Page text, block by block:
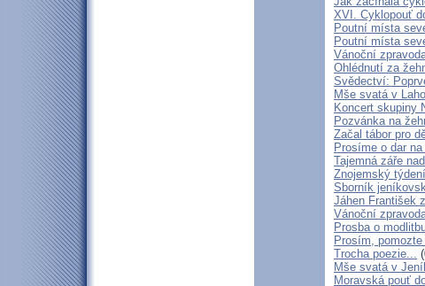
XVI. Cyklopouť
Poutní místa
Poutní místa
Vánoční
Ohlédnutí za
Svědectví:
Mše svatá v
Koncert skupiny
Pozvánka na
Začal tábor pro
Prosíme o dar
Tajemná záře
Znojemský
Sborník
Jáhen František
Vánoční
Prosba o
Prosím,
Trocha poezie...
Mše svatá v
Moravská pouť